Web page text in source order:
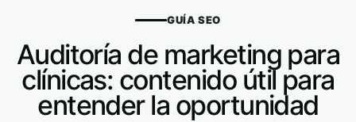
GUÍA SEO
Auditoría de marketing para
clínicas: contenido útil para
entender la oportunidad